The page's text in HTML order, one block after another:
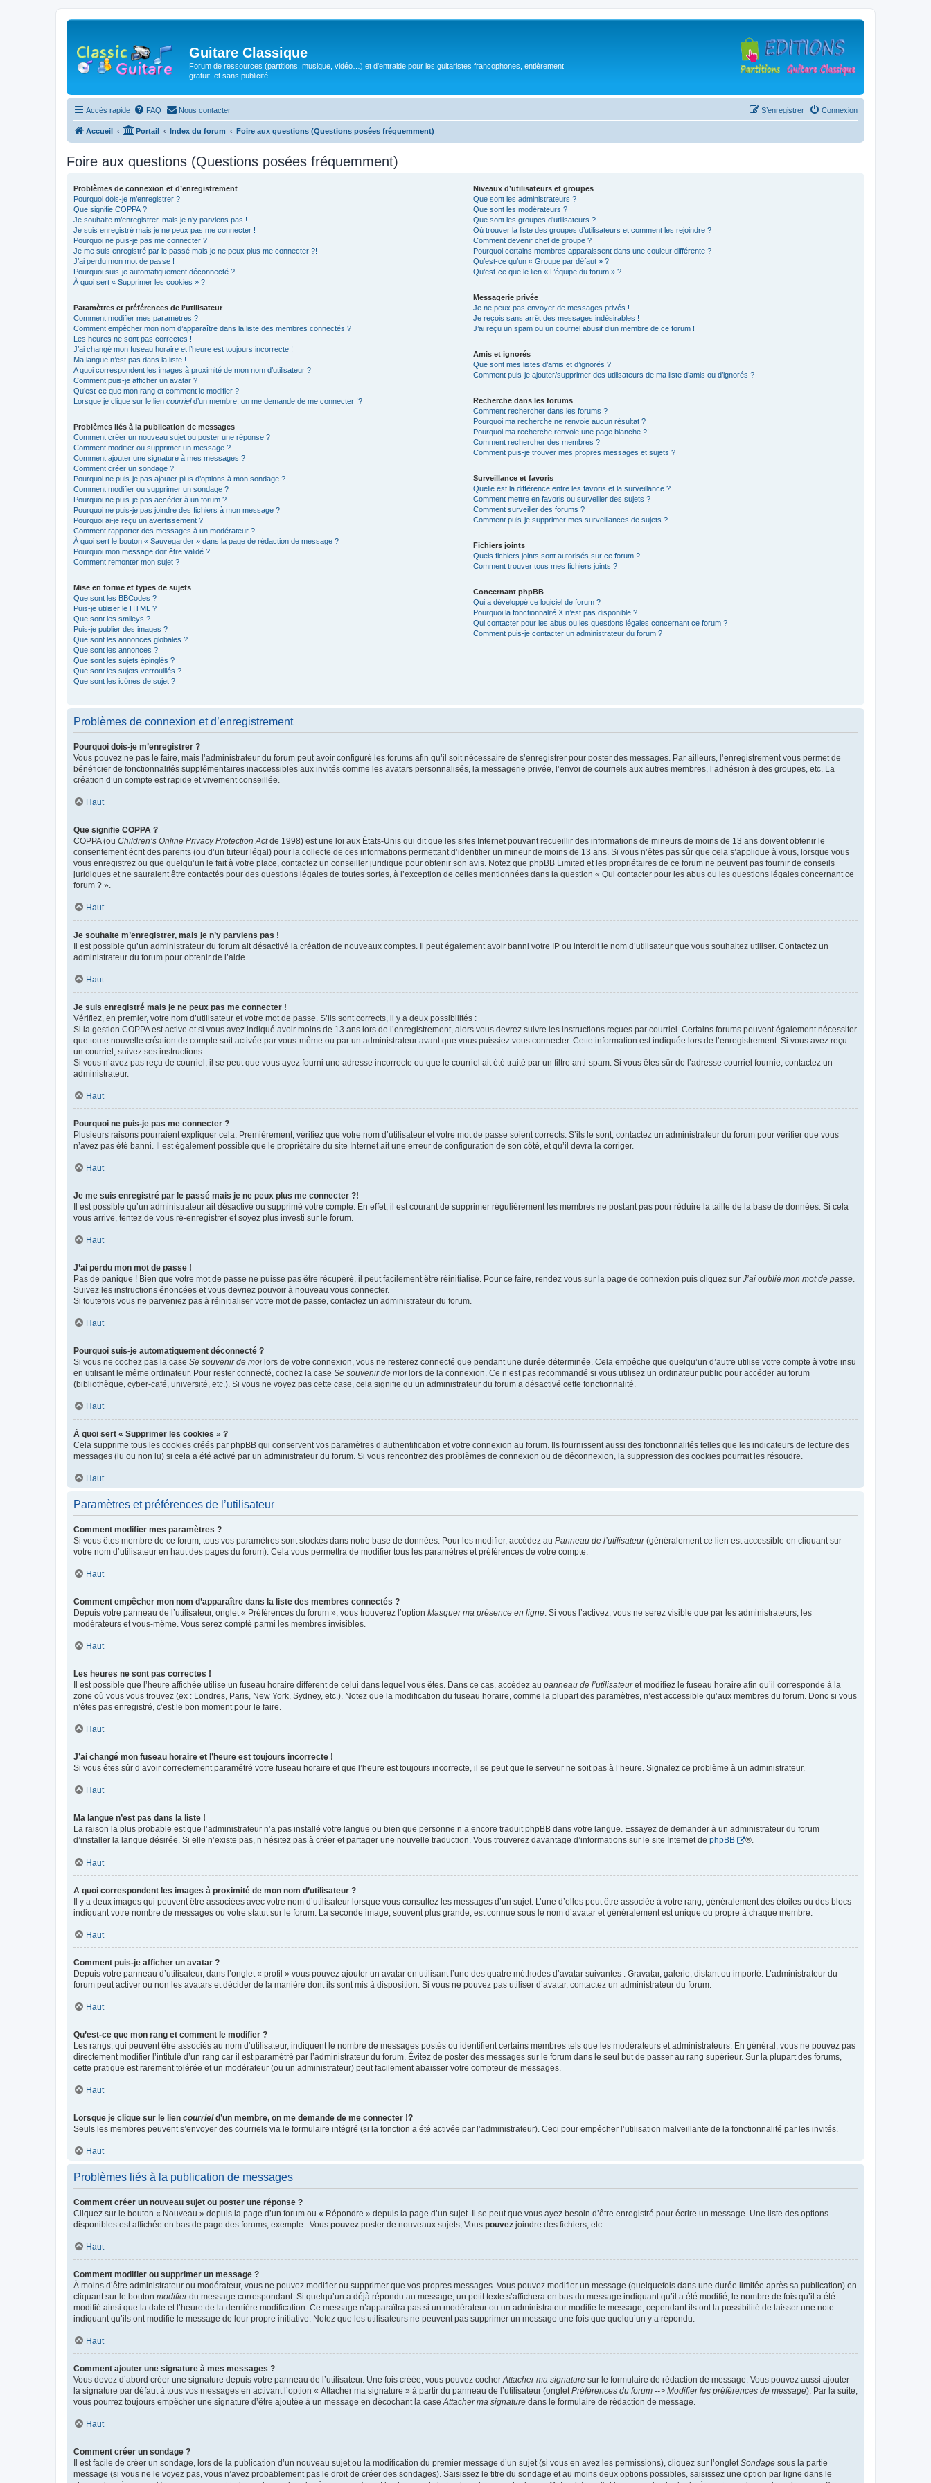
Guitare Classique
Forum de ressources (partitions, musique, vidéo…) et d'entraide pour les guitaristes francophones, entièrement
gratuit, et sans publicité.
Accès rapide FAQ Nous contacter Connexion
S’enregistrer
Accueil Portail Index du forum Foire aux questions (Questions posées fréquemment)
Foire aux questions (Questions posées fréquemment)
Problèmes de connexion et d’enregistrement
Pourquoi dois-je m’enregistrer ?
Que signifie COPPA ?
Je souhaite m’enregistrer, mais je n’y parviens pas !
Je suis enregistré mais je ne peux pas me connecter !
Pourquoi ne puis-je pas me connecter ?
Je me suis enregistré par le passé mais je ne peux plus me connecter ?!
J’ai perdu mon mot de passe !
Pourquoi suis-je automatiquement déconnecté ?
À quoi sert « Supprimer les cookies » ?
Paramètres et préférences de l’utilisateur
Comment modifier mes paramètres ?
Comment empêcher mon nom d’apparaître dans la liste des membres connectés ?
Les heures ne sont pas correctes !
J’ai changé mon fuseau horaire et l’heure est toujours incorrecte !
Ma langue n’est pas dans la liste !
A quoi correspondent les images à proximité de mon nom d’utilisateur ?
Comment puis-je afficher un avatar ?
Qu’est-ce que mon rang et comment le modifier ?
Lorsque je clique sur le lien courrield’un membre, on me demande de me connecter !?
Problèmes liés à la publication de messages
Comment créer un nouveau sujet ou poster une réponse ?
Comment modifier ou supprimer un message ?
Comment ajouter une signature à mes messages ?
Comment créer un sondage ?
Pourquoi ne puis-je pas ajouter plus d’options à mon sondage ?
Comment modifier ou supprimer un sondage ?
Pourquoi ne puis-je pas accéder à un forum ?
Pourquoi ne puis-je pas joindre des fichiers à mon message ?
Pourquoi ai-je reçu un avertissement ?
Comment rapporter des messages à un modérateur ?
À quoi sert le bouton « Sauvegarder » dans la page de rédaction de message ?
Pourquoi mon message doit être validé ?
Comment remonter mon sujet ?
Mise en forme et types de sujets
Que sont les BBCodes ?
Puis-je utiliser le HTML ?
Que sont les smileys ?
Puis-je publier des images ?
Que sont les annonces globales ?
Que sont les annonces ?
Que sont les sujets épinglés ?
Que sont les sujets verrouillés ?
Que sont les icônes de sujet ?
Niveaux d’utilisateurs et groupes
Que sont les administrateurs ?
Que sont les modérateurs ?
Que sont les groupes d’utilisateurs ?
Où trouver la liste des groupes d’utilisateurs et comment les rejoindre ?
Comment devenir chef de groupe ?
Pourquoi certains membres apparaissent dans une couleur différente ?
Qu’est-ce qu’un « Groupe par défaut » ?
Qu’est-ce que le lien « L’équipe du forum » ?
Messagerie privée
Je ne peux pas envoyer de messages privés !
Je reçois sans arrêt des messages indésirables !
J’ai reçu un spam ou un courriel abusif d’un membre de ce forum !
Amis et ignorés
Que sont mes listes d’amis et d’ignorés ?
Comment puis-je ajouter/supprimer des utilisateurs de ma liste d’amis ou d’ignorés ?
Recherche dans les forums
Comment rechercher dans les forums ?
Pourquoi ma recherche ne renvoie aucun résultat ?
Pourquoi ma recherche renvoie une page blanche ?!
Comment rechercher des membres ?
Comment puis-je trouver mes propres messages et sujets ?
Surveillance et favoris
Quelle est la différence entre les favoris et la surveillance ?
Comment mettre en favoris ou surveiller des sujets ?
Comment surveiller des forums ?
Comment puis-je supprimer mes surveillances de sujets ?
Fichiers joints
Quels fichiers joints sont autorisés sur ce forum ?
Comment trouver tous mes fichiers joints ?
Concernant phpBB
Qui a développé ce logiciel de forum ?
Pourquoi la fonctionnalité X n’est pas disponible ?
Qui contacter pour les abus ou les questions légales concernant ce forum ?
Comment puis-je contacter un administrateur du forum ?
Problèmes de connexion et d’enregistrement
Pourquoi dois-je m’enregistrer ?
Vous pouvez ne pas le faire, mais l’administrateur du forum peut avoir configuré les forums afin qu’il soit nécessaire de s’enregistrer pour poster des messages. Par ailleurs, l’enregistrement vous permet de
bénéficier de fonctionnalités supplémentaires inaccessibles aux invités comme les avatars personnalisés, la messagerie privée, l’envoi de courriels aux autres membres, l’adhésion à des groupes, etc. La
création d’un compte est rapide et vivement conseillée.
Haut
Que signifie COPPA ?
COPPA (ou Children’s Online Privacy Protection Actde 1998) est une loi aux États-Unis qui dit que les sites Internet pouvant recueillir des informations de mineurs de moins de 13 ans doivent obtenir le
consentement écrit des parents (ou d’un tuteur légal) pour la collecte de ces informations permettant d’identifier un mineur de moins de 13 ans. Si vous n’êtes pas sûr que cela s’applique à vous, lorsque vous
vous enregistrez ou que quelqu’un le fait à votre place, contactez un conseiller juridique pour obtenir son avis. Notez que phpBB Limited et les propriétaires de ce forum ne peuvent pas fournir de conseils
juridiques et ne sauraient être contactés pour des questions légales de toutes sortes, à l’exception de celles mentionnées dans la question « Qui contacter pour les abus ou les questions légales concernant ce
forum ? ».
Haut
Je souhaite m’enregistrer, mais je n’y parviens pas !
Il est possible qu’un administrateur du forum ait désactivé la création de nouveaux comptes. Il peut également avoir banni votre IP ou interdit le nom d’utilisateur que vous souhaitez utiliser. Contactez un
administrateur du forum pour obtenir de l’aide.
Haut
Je suis enregistré mais je ne peux pas me connecter !
Vérifiez, en premier, votre nom d’utilisateur et votre mot de passe. S’ils sont corrects, il y a deux possibilités :
Si la gestion COPPA est active et si vous avez indiqué avoir moins de 13 ans lors de l’enregistrement, alors vous devrez suivre les instructions reçues par courriel. Certains forums peuvent également nécessiter
que toute nouvelle création de compte soit activée par vous-même ou par un administrateur avant que vous puissiez vous connecter. Cette information est indiquée lors de l’enregistrement. Si vous avez reçu
un courriel, suivez ses instructions.
Si vous n’avez pas reçu de courriel, il se peut que vous ayez fourni une adresse incorrecte ou que le courriel ait été traité par un filtre anti-spam. Si vous êtes sûr de l’adresse courriel fournie, contactez un
administrateur.
Haut
Pourquoi ne puis-je pas me connecter ?
Plusieurs raisons pourraient expliquer cela. Premièrement, vérifiez que votre nom d’utilisateur et votre mot de passe soient corrects. S’ils le sont, contactez un administrateur du forum pour vérifier que vous
n’avez pas été banni. Il est également possible que le propriétaire du site Internet ait une erreur de configuration de son côté, et qu’il devra la corriger.
Haut
Je me suis enregistré par le passé mais je ne peux plus me connecter ?!
Il est possible qu’un administrateur ait désactivé ou supprimé votre compte. En effet, il est courant de supprimer régulièrement les membres ne postant pas pour réduire la taille de la base de données. Si cela
vous arrive, tentez de vous ré-enregistrer et soyez plus investi sur le forum.
Haut
J’ai perdu mon mot de passe !
Pas de panique ! Bien que votre mot de passe ne puisse pas être récupéré, il peut facilement être réinitialisé. Pour ce faire, rendez vous sur la page de connexion puis cliquez sur J’ai oublié mon mot de passe.
Suivez les instructions énoncées et vous devriez pouvoir à nouveau vous connecter.
Si toutefois vous ne parveniez pas à réinitialiser votre mot de passe, contactez un administrateur du forum.
Haut
Pourquoi suis-je automatiquement déconnecté ?
Si vous ne cochez pas la case Se souvenir de moi lors de votre connexion, vous ne resterez connecté que pendant une durée déterminée. Cela empêche que quelqu’un d’autre utilise votre compte à votre insu
en utilisant le même ordinateur. Pour rester connecté, cochez la case Se souvenir de moi lors de la connexion. Ce n’est pas recommandé si vous utilisez un ordinateur public pour accéder au forum
(bibliothèque, cyber-café, université, etc.). Si vous ne voyez pas cette case, cela signifie qu’un administrateur du forum a désactivé cette fonctionnalité.
Haut
À quoi sert « Supprimer les cookies » ?
Cela supprime tous les cookies créés par phpBB qui conservent vos paramètres d’authentification et votre connexion au forum. Ils fournissent aussi des fonctionnalités telles que les indicateurs de lecture des
messages (lu ou non lu) si cela a été activé par un administrateur du forum. Si vous rencontrez des problèmes de connexion ou de déconnexion, la suppression des cookies pourrait les résoudre.
Haut
Paramètres et préférences de l’utilisateur
Comment modifier mes paramètres ?
Si vous êtes membre de ce forum, tous vos paramètres sont stockés dans notre base de données. Pour les modifier, accédez au Panneau de l’utilisateur(généralement ce lien est accessible en cliquant sur
votre nom d’utilisateur en haut des pages du forum). Cela vous permettra de modifier tous les paramètres et préférences de votre compte.
Haut
Comment empêcher mon nom d’apparaître dans la liste des membres connectés ?
Depuis votre panneau de l’utilisateur, onglet « Préférences du forum », vous trouverez l’option Masquer ma présence en ligne. Si vous l’activez, vous ne serez visible que par les administrateurs, les
modérateurs et vous-même. Vous serez compté parmi les membres invisibles.
Haut
Les heures ne sont pas correctes !
Il est possible que l’heure affichée utilise un fuseau horaire différent de celui dans lequel vous êtes. Dans ce cas, accédez au panneau de l’utilisateuret modifiez le fuseau horaire afin qu’il corresponde à la
zone où vous vous trouvez (ex : Londres, Paris, New York, Sydney, etc.). Notez que la modification du fuseau horaire, comme la plupart des paramètres, n’est accessible qu’aux membres du forum. Donc si vous
n’êtes pas enregistré, c’est le bon moment pour le faire.
Haut
J’ai changé mon fuseau horaire et l’heure est toujours incorrecte !
Si vous êtes sûr d’avoir correctement paramétré votre fuseau horaire et que l’heure est toujours incorrecte, il se peut que le serveur ne soit pas à l’heure. Signalez ce problème à un administrateur.
Haut
Ma langue n’est pas dans la liste !
La raison la plus probable est que l’administrateur n’a pas installé votre langue ou bien que personne n’a encore traduit phpBB dans votre langue. Essayez de demander à un administrateur du forum
d’installer la langue désirée. Si elle n’existe pas, n’hésitez pas à créer et partager une nouvelle traduction. Vous trouverez davantage d’informations sur le site Internet de phpBB ®.
Haut
A quoi correspondent les images à proximité de mon nom d’utilisateur ?
Il y a deux images qui peuvent être associées avec votre nom d’utilisateur lorsque vous consultez les messages d’un sujet. L’une d’elles peut être associée à votre rang, généralement des étoiles ou des blocs
indiquant votre nombre de messages ou votre statut sur le forum. La seconde image, souvent plus grande, est connue sous le nom d’avatar et généralement est unique ou propre à chaque membre.
Haut
Comment puis-je afficher un avatar ?
Depuis votre panneau d’utilisateur, dans l’onglet « profil » vous pouvez ajouter un avatar en utilisant l’une des quatre méthodes d’avatar suivantes : Gravatar, galerie, distant ou importé. L’administrateur du
forum peut activer ou non les avatars et décider de la manière dont ils sont mis à disposition. Si vous ne pouvez pas utiliser d’avatar, contactez un administrateur du forum.
Haut
Qu’est-ce que mon rang et comment le modifier ?
Les rangs, qui peuvent être associés au nom d’utilisateur, indiquent le nombre de messages postés ou identifient certains membres tels que les modérateurs et administrateurs. En général, vous ne pouvez pas
directement modifier l’intitulé d’un rang car il est paramétré par l’administrateur du forum. Évitez de poster des messages sur le forum dans le seul but de passer au rang supérieur. Sur la plupart des forums,
cette pratique est rarement tolérée et un modérateur (ou un administrateur) peut facilement abaisser votre compteur de messages.
Haut
Lorsque je clique sur le lien courrield’un membre, on me demande de me connecter !?
Seuls les membres peuvent s’envoyer des courriels via le formulaire intégré (si la fonction a été activée par l’administrateur). Ceci pour empêcher l’utilisation malveillante de la fonctionnalité par les invités.
Haut
Problèmes liés à la publication de messages
Comment créer un nouveau sujet ou poster une réponse ?
Cliquez sur le bouton « Nouveau » depuis la page d’un forum ou « Répondre » depuis la page d’un sujet. Il se peut que vous ayez besoin d’être enregistré pour écrire un message. Une liste des options
disponibles est affichée en bas de page des forums, exemple : Vous pouvez poster de nouveaux sujets, Vous pouvez joindre des fichiers, etc.
Haut
Comment modifier ou supprimer un message ?
À moins d’être administrateur ou modérateur, vous ne pouvez modifier ou supprimer que vos propres messages. Vous pouvez modifier un message (quelquefois dans une durée limitée après sa publication) en
cliquant sur le bouton modifierdu message correspondant. Si quelqu’un a déjà répondu au message, un petit texte s’affichera en bas du message indiquant qu’il a été modifié, le nombre de fois qu’il a été
modifié ainsi que la date et l’heure de la dernière modification. Ce message n’apparaîtra pas si un modérateur ou un administrateur modifie le message, cependant ils ont la possibilité de laisser une note
indiquant qu’ils ont modifié le message de leur propre initiative. Notez que les utilisateurs ne peuvent pas supprimer un message une fois que quelqu’un y a répondu.
Haut
Comment ajouter une signature à mes messages ?
Vous devez d’abord créer une signature depuis votre panneau de l’utilisateur. Une fois créée, vous pouvez cocherAttacher ma signature sur le formulaire de rédaction de message. Vous pouvez aussi ajouter
la signature par défaut à tous vos messages en activant l’option « Attacher ma signature » à partir du panneau de l’utilisateur (ongletPréférences du forum --> Modifier les préférences de message). Par la suite,
vous pourrez toujours empêcher une signature d’être ajoutée à un message en décochant la caseAttacher ma signature dans le formulaire de rédaction de message.
Haut
Comment créer un sondage ?
Il est facile de créer un sondage, lors de la publication d’un nouveau sujet ou la modification du premier message d’un sujet (si vous en avez les permissions), cliquez sur l’ongletSondage sous la partie
message (si vous ne le voyez pas, vous n’avez probablement pas le droit de créer des sondages). Saisissez le titre du sondage et au moins deux options possibles, saisissez une option par ligne dans le